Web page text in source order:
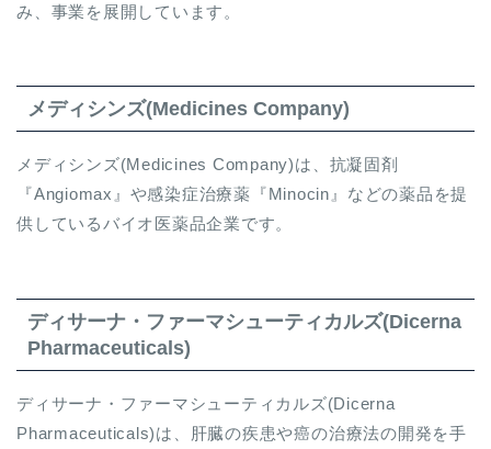
み、事業を展開しています。
メディシンズ(Medicines Company)
メディシンズ(Medicines Company)は、抗凝固剤
『Angiomax』や感染症治療薬『Minocin』などの薬品を提
供しているバイオ医薬品企業です。
ディサーナ・ファーマシューティカルズ(Dicerna
Pharmaceuticals)
ディサーナ・ファーマシューティカルズ(Dicerna
Pharmaceuticals)は、肝臓の疾患や癌の治療法の開発を手